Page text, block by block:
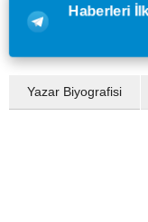
Haberleri
Yazar Biyografisi